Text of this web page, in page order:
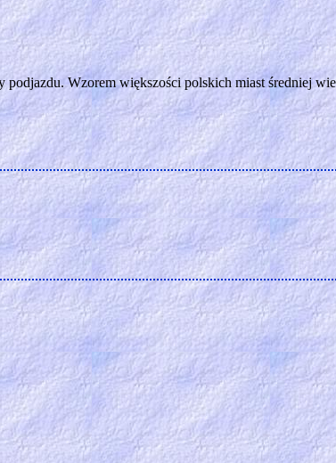
Wzorem większości polskich miast średniej